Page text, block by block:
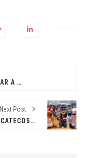
LA PRIORIDAD ES CUIDAR A LAS MERIDANAS: CPL
Next Post
NIÑAS Y NIÑOS YUCATECOS ARROPADOS POR EL DIF YUCATÁN